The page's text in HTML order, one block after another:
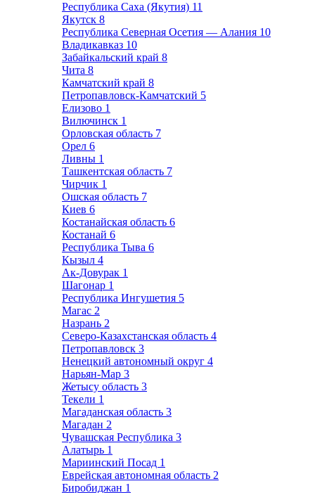
Республика Саха (Якутия) 11
Якутск 8
Республика Северная Осетия — Алания 10
Владикавказ 10
Забайкальский край 8
Чита 8
Камчатский край 8
Петропавловск-Камчатский 5
Елизово 1
Вилючинск 1
Орловская область 7
Орел 6
Ливны 1
Ташкентская область 7
Чирчик 1
Ошская область 7
Киев 6
Костанайская область 6
Костанай 6
Республика Тыва 6
Кызыл 4
Ак-Довурак 1
Шагонар 1
Республика Ингушетия 5
Магас 2
Назрань 2
Северо-Казахстанская область 4
Петропавловск 3
Ненецкий автономный округ 4
Нарьян-Мар 3
Жетысу область 3
Текели 1
Магаданская область 3
Магадан 2
Чувашская Республика 3
Алатырь 1
Мариинский Посад 1
Еврейская автономная область 2
Биробиджан 1